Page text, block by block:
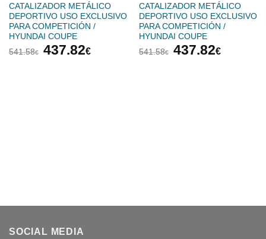
CATALIZADOR METÁLICO
DEPORTIVO USO EXCLUSIVO
PARA COMPETICIÓN /
HYUNDAI COUPE
541.58€
El
437.82€El
CATALIZADOR METÁLICO
DEPORTIVO USO EXCLUSIVO
PARA COMPETICIÓN /
HYUNDAI COUPE
541.58€
El
437.82€El
SOCIAL MEDIA